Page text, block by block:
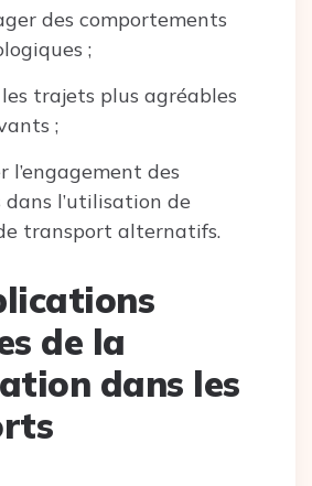
des comportements
;
trajets plus agréables
;
l’engagement des
dans l’utilisation de
transport alternatifs.
de la
dans les